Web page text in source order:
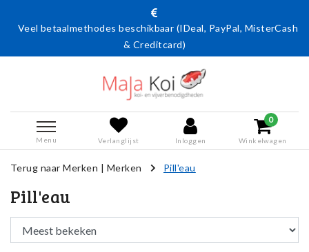
Veel betaalmethodes beschikbaar (IDeal, PayPal, MisterCash
& Creditcard)
Menu Verlanglijst Inloggen
0
Winkelwagen
Terug naar Merken | Merken Pill'eau
Pill'eau